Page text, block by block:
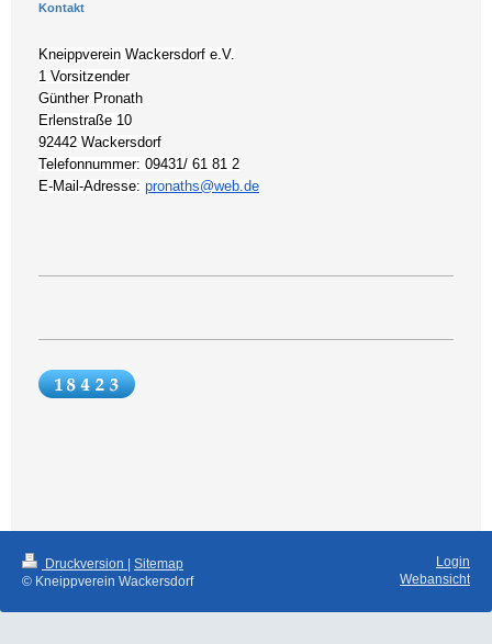
Kontakt
Kneippverein Wackersdorf e.V.
1 Vorsitzender
Günther Pronath
Erlenstraße 10
92442 Wackersdorf
Telefonnummer: 09431/ 61 81 2
E-Mail-Adresse: pronaths@web.de
Druckversion
Sitemap
© Kneippverein Wackersdorf
Login
Webansicht